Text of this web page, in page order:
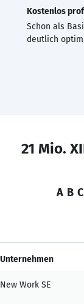
Kostenlos
Schon als
deutlich
21 Mio.
A B C
Unternehmen
New Work SE